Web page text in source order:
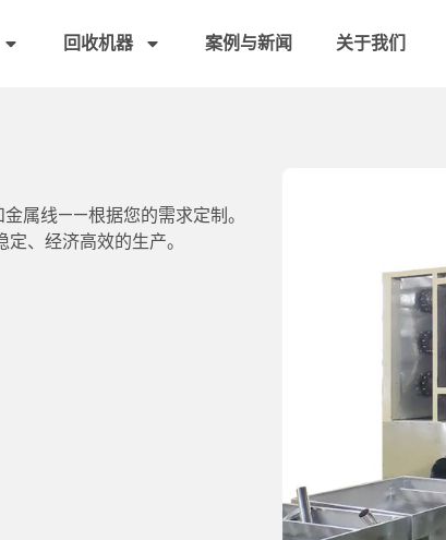
回收机器 案例与新闻 关于我们
属线——根据您的需求定制。
、经济高效的生产。